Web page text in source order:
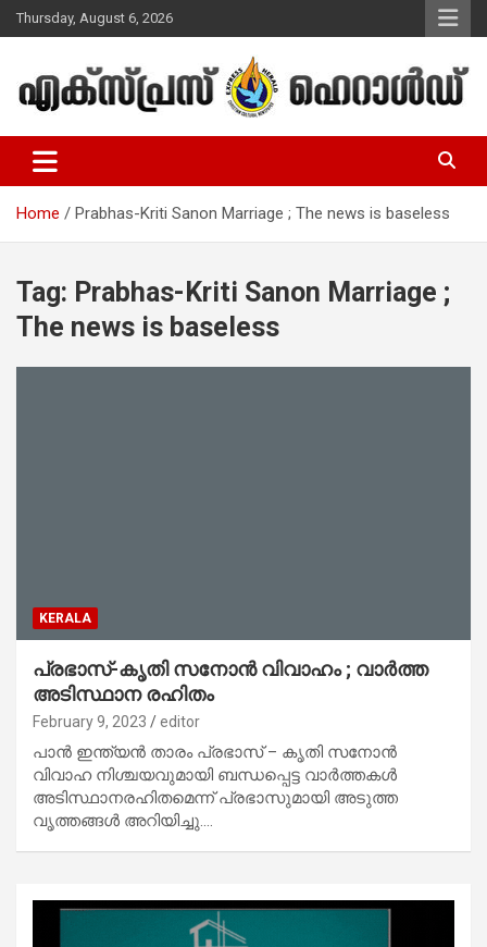
Skip
to
Thursday, August 6, 2026
Express Herald – Malayalam
Christian News
Home Prabhas-Kriti Sanon Marriage ; The news is baseless
Tag: Prabhas-Kriti Sanon Marriage ;
The news is baseless
KERALA
പ്രഭാസ്-കൃതി സനോൻ വിവാഹം ; വാർത്ത
അടിസ്ഥാന രഹിതം
February 9, 2023 editor
പാൻ ഇന്ത്യൻ താരം പ്രഭാസ് – കൃതി സനോൻ
വിവാഹ നിശ്ചയവുമായി ബന്ധപ്പെട്ട വാർത്തകൾ
അടിസ്ഥാനരഹിതമെന്ന് പ്രഭാസുമായി അടുത്ത
വൃത്തങ്ങൾ അറിയിച്ചു.…